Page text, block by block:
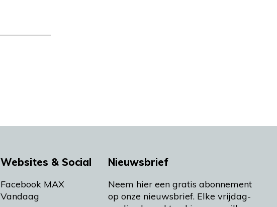
Websites & Social
Facebook MAX
Vandaag
Nieuwsbrief
Neem hier een gratis abonnement
op onze nieuwsbrief. Elke vrijdag-